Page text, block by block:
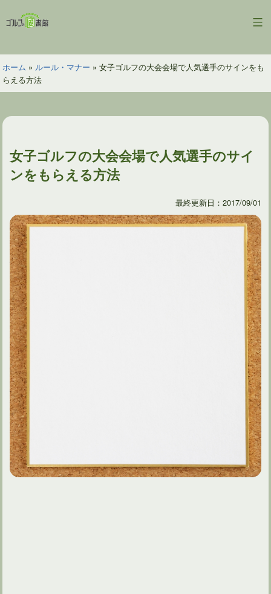
ン
ツ
へ
ス
ッ
ゴ
フ
の
図
ホーム » ルール・マナー » 女子ゴルフの大会会場で人気選手のサインをも
らえる方法
女子ゴルフの大会会場で人気選手のサイ
ンをもらえる方法
最終更新日：2017/09/01